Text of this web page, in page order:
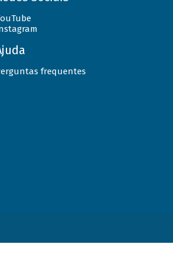
frequentes